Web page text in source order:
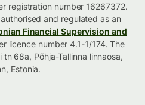
registration number 16267372.
and regulated as an
Financial Supervision and
licence number 4.1-1/174. The
68a, Põhja-Tallinna linnaosa,
Estonia.